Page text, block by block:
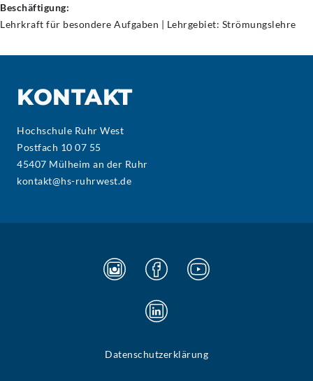
Beschäftigung:
Lehrkraft für besondere Aufgaben | Lehrgebiet: Strömungslehre
KONTAKT
Hochschule Ruhr West
Postfach 10 07 55
45407 Mülheim an der Ruhr
kontakt@hs-ruhrwest.de
Datenschutzerklärung